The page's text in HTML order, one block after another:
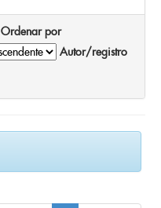
Ordenar por
Autor/registro